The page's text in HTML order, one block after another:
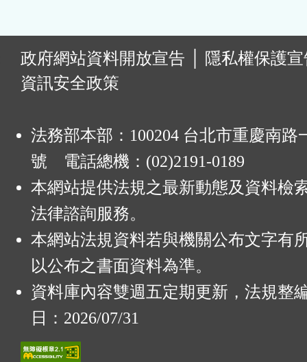
區
政府網站資料開放宣告
隱私權保護
資訊安全政策
法務部本部：100204 台北市重慶南路
號 電話總機：(02)2191-0189
本網站提供法規之最新動態及資料檢
法律諮詢服務。
本網站法規資料若與機關公布文字有
以公布之書面資料為準。
資料庫內容雙週五定期更新，法規整
日：2026/07/31